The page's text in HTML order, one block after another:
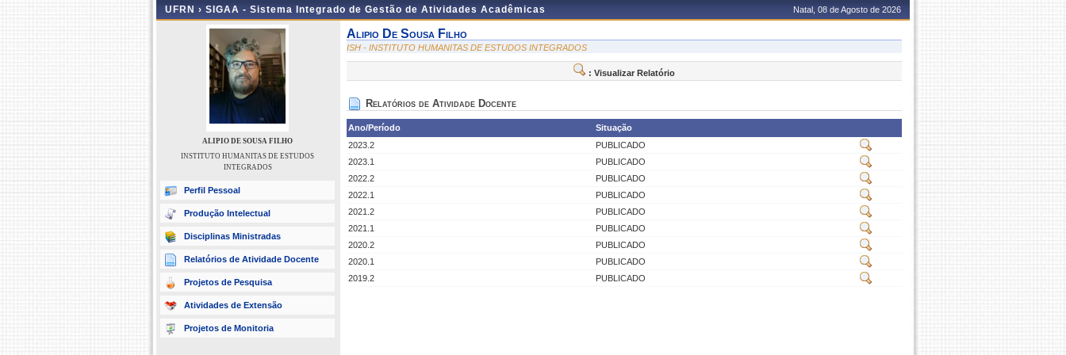
UFRN › SIGAA - Sistema Integrado de Gestão de Atividades Acadêmicas Natal, 08 de Agosto de 2026
ALIPIO DE SOUSA FILHO
INSTITUTO HUMANITAS DE ESTUDOS
INTEGRADOS
Perfil Pessoal
Produção Intelectual
Disciplinas Ministradas
Relatórios de Atividade Docente
Projetos de Pesquisa
Atividades de Extensão
Projetos de Monitoria
Alipio De Sousa Filho
ISH - INSTITUTO HUMANITAS DE ESTUDOS INTEGRADOS
: Visualizar Relatório
Relatórios de Atividade Docente
Ano/Período
Situação
2023.2
PUBLICADO
2023.1
PUBLICADO
2022.2
PUBLICADO
2022.1
PUBLICADO
2021.2
PUBLICADO
2021.1
PUBLICADO
2020.2
PUBLICADO
2020.1
PUBLICADO
2019.2
PUBLICADO